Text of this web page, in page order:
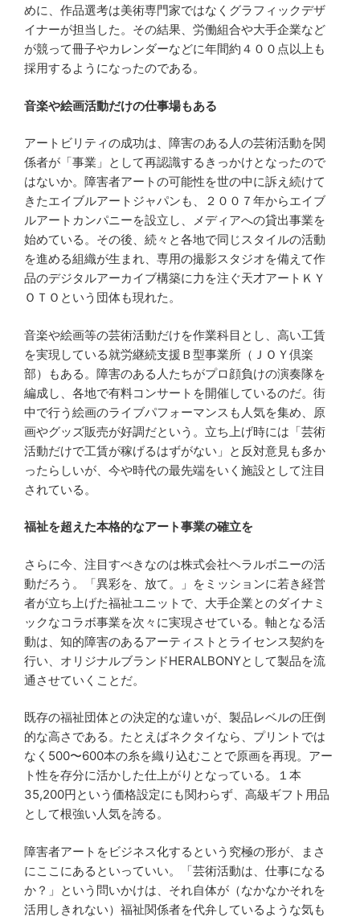
めに、作品選考は美術専門家ではなくグラフィックデザ
イナーが担当した。その結果、労働組合や大手企業など
が競って冊子やカレンダーなどに年間約４００点以上も
採用するようになったのである。
音楽や絵画活動だけの仕事場もある
アートビリティの成功は、障害のある人の芸術活動を関
係者が「事業」として再認識するきっかけとなったので
はないか。障害者アートの可能性を世の中に訴え続けて
きたエイブルアートジャパンも、２００７年からエイブ
ルアートカンパニーを設立し、メディアへの貸出事業を
始めている。その後、続々と各地で同じスタイルの活動
を進める組織が生まれ、専用の撮影スタジオを備えて作
品のデジタルアーカイブ構築に力を注ぐ天才アートＫＹ
ＯＴＯという団体も現れた。
音楽や絵画等の芸術活動だけを作業科目とし、高い工賃
を実現している就労継続支援Ｂ型事業所（ＪＯＹ倶楽
部）もある。障害のある人たちがプロ顔負けの演奏隊を
編成し、各地で有料コンサートを開催しているのだ。街
中で行う絵画のライブパフォーマンスも人気を集め、原
画やグッズ販売が好調だという。立ち上げ時には「芸術
活動だけで工賃が稼げるはずがない」と反対意見も多か
ったらしいが、今や時代の最先端をいく施設として注目
されている。
福祉を超えた本格的なアート事業の確立を
さらに今、注目すべきなのは株式会社ヘラルボニーの活
動だろう。「異彩を、放て。」をミッションに若き経営
者が立ち上げた福祉ユニットで、大手企業とのダイナミ
ックなコラボ事業を次々に実現させている。軸となる活
動は、知的障害のあるアーティストとライセンス契約を
行い、オリジナルブランドHERALBONYとして製品を流
通させていくことだ。
既存の福祉団体との決定的な違いが、製品レベルの圧倒
的な高さである。たとえばネクタイなら、プリントでは
なく500〜600本の糸を織り込むことで原画を再現。アー
ト性を存分に活かした仕上がりとなっている。１本
35,200円という価格設定にも関わらず、高級ギフト用品
として根強い人気を誇る。
障害者アートをビジネス化するという究極の形が、まさ
にここにあるといっていい。「芸術活動は、仕事になる
か？」という問いかけは、それ自体が（なかなかそれを
活用しきれない）福祉関係者を代弁しているような気も